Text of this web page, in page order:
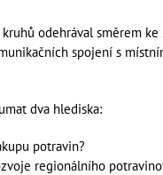
odehrával směrem
spojení s
dva hlediska:
potravin?
regionálního